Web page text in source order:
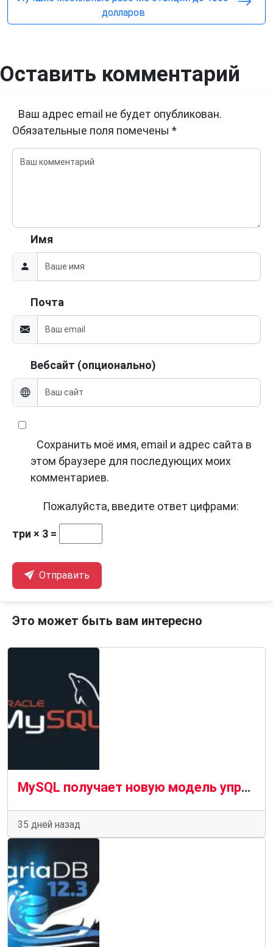
долларов
Оставить комментарий
Ваш адрес email не будет опубликован.
Обязательные поля помечены *
Имя
Почта
Вебсайт (опционально)
Сохранить моё имя, email и адрес сайта в
этом браузере для последующих моих
комментариев.
Пожалуйста, введите ответ цифрами:
три × 3 =
Отправить
Это может быть вам интересно
MySQL получает новую модель управления, а Oracle расширяет поддержку сообщества
35 дней назад